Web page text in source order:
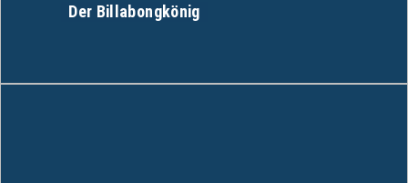
Der Billabongkönig